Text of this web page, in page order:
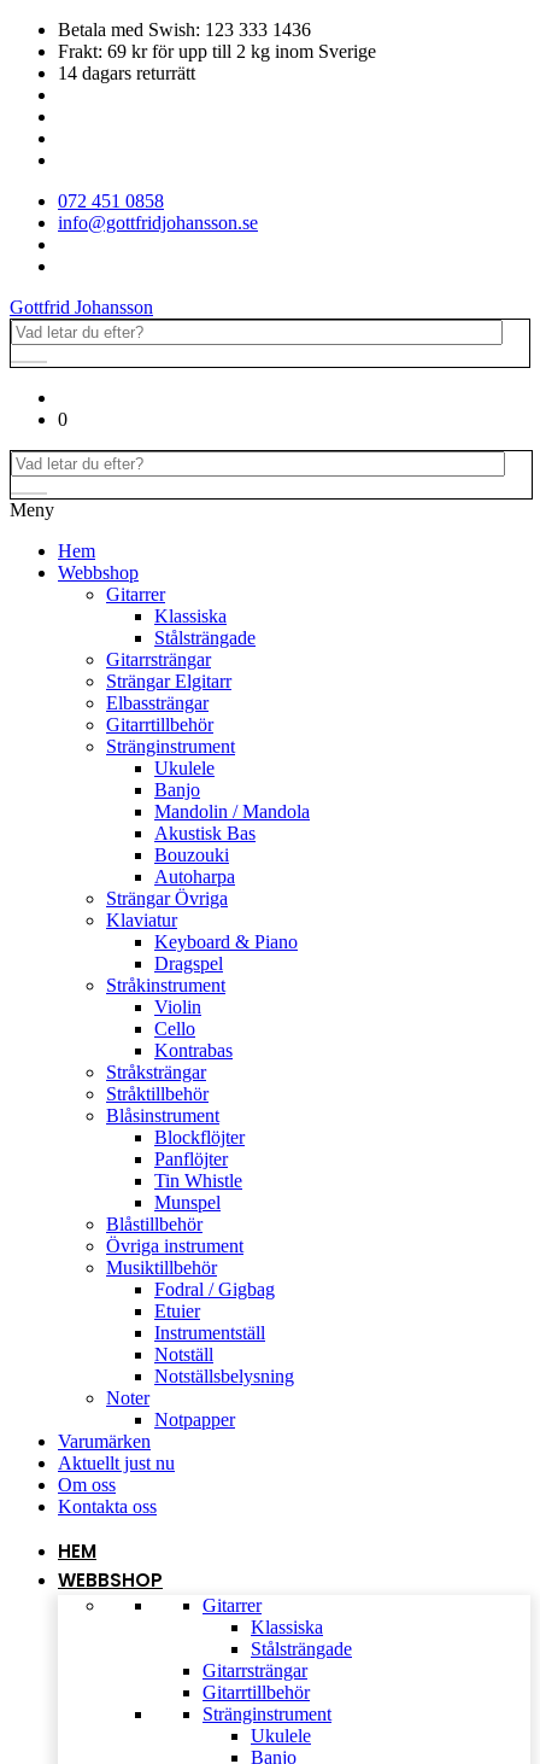
Betala med Swish: 123 333 1436
Frakt: 69 kr för upp till 2 kg inom Sverige
14 dagars returrätt
072 451 0858
info@gottfridjohansson.se
Gottfrid Johansson
0
Meny
Hem
Webbshop
Gitarrer
Klassiska
Stålsträngade
Gitarrsträngar
Strängar Elgitarr
Elbassträngar
Gitarrtillbehör
Stränginstrument
Ukulele
Banjo
Mandolin / Mandola
Akustisk Bas
Bouzouki
Autoharpa
Strängar Övriga
Klaviatur
Keyboard & Piano
Dragspel
Stråkinstrument
Violin
Cello
Kontrabas
Stråksträngar
Stråktillbehör
Blåsinstrument
Blockflöjter
Panflöjter
Tin Whistle
Munspel
Blåstillbehör
Övriga instrument
Musiktillbehör
Fodral / Gigbag
Etuier
Instrumentställ
Notställ
Notställsbelysning
Noter
Notpapper
Varumärken
Aktuellt just nu
Om oss
Kontakta oss
HEM
WEBBSHOP
Gitarrer
Klassiska
Stålsträngade
Gitarrsträngar
Gitarrtillbehör
Stränginstrument
Ukulele
Banjo